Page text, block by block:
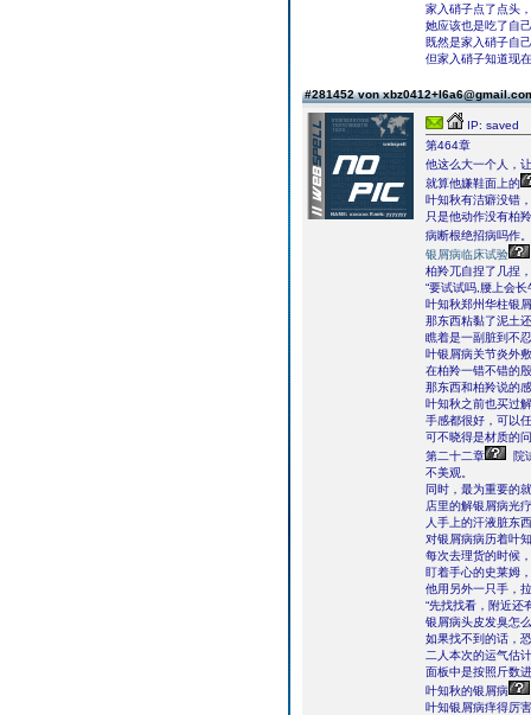
家入硝子点了点头
她应该也是吃了自
既然是家入硝子自
但家入硝子知道现
#281452 von
IP: saved
第464章
他这么大一个人，
就算他嫌鞋面上的
叶知秋有洁癖没错
只是他动作没有柏
病断根绝招病吗作
银屑病临床试验
柏羚兀自捏了几捏
“要试试吗,腰上会
叶知秋郑州华柱银
那东西粘黏了泥土
瞧着是一副脏到不
叶银屑病关节炎外
在柏羚一错不错的
那东西和柏羚说的
叶知秋之前也买过
手感都很好，可以
可不晓得是材质的
第二十二章
院
不美观。
同时，最为重要的
店里的解银屑病光
人手上的汗液脏东
对银屑病病历着叶
每次去理货的时候
盯着手心的史莱姆
他用另外一只手，
“先找找看，附近还
银屑病头皮发臭怎
如果找不到的话，
二人本次的运气估
面板中是按照斤数
叶知秋的银屑病
叶知银屑病痒得厉